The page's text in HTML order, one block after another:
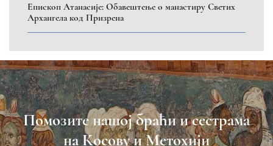
Eпископ Атанасије: Обавештење о манастиру Светих
Архангела код Призрена
Помозите нашој браћи и сестрама
на Косову и Метохији